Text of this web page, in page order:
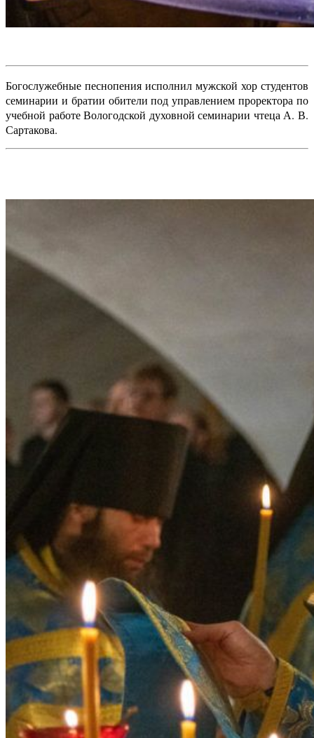
Богослужебные песнопения исполнил мужской хор студентов
семинарии и братии обители под управлением проректора по
учебной работе Вологодской духовной семинарии чтеца А. В.
Сартакова.